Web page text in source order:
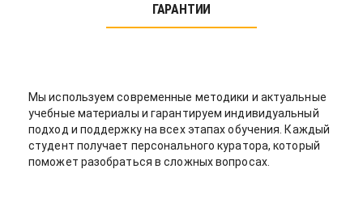
ГАРАНТИИ
Мы используем современные методики и актуальные
учебные материалы и гарантируем индивидуальный
подход и поддержку на всех этапах обучения. Каждый
студент получает персонального куратора, который
поможет разобраться в сложных вопросах.